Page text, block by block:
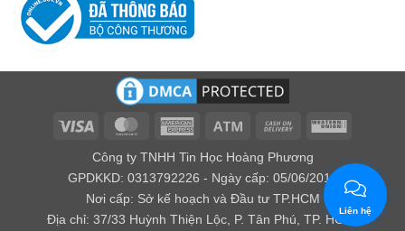
Visa MasterCardAmerican
Atm
Cash
Delivery
Western
Công ty TNHH Tin Học Hoàng Phương
GPDKKD: 0313792226 - Ngày cấp: 05/06/2016
Nơi cấp: Sở kế hoạch và Đầu tư TP.HCM
Địa chỉ: 37/33 Huỳnh Thiện Lộc, P. Tân Phú, TP. HCM.
Liên hệ